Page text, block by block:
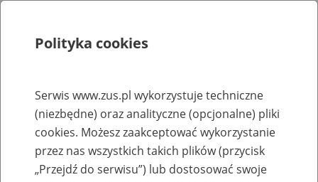
Rejestry, ewidencje i archiwa
Baza zlikwidowanych lub
przekształconych zakładów pracy
Polityka cookies
Serwis www.zus.pl wykorzystuje techniczne
(niezbędne) oraz analityczne (opcjonalne) pliki
cookies. Możesz zaakceptować wykorzystanie
przez nas wszystkich takich plików (przycisk
„Przejdź do serwisu”) lub dostosować swoje